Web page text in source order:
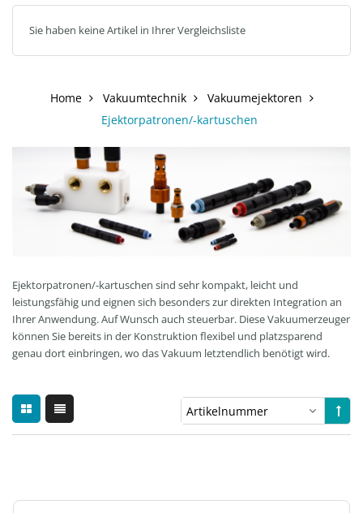
Sie haben keine Artikel in Ihrer Vergleichsliste
Home Vakuumtechnik
Vakuumejektoren
Ejektorpatronen/-kartuschen
Ejektorpatronen/-kartuschen sind sehr kompakt, leicht und
leistungsfähig und eignen sich besonders zur direkten Integration an
Ihrer Anwendung. Auf Wunsch auch steuerbar. Diese Vakuumerzeuger
können Sie bereits in der Konstruktion flexibel und platzsparend
genau dort einbringen, wo das Vakuum letztendlich benötigt wird.